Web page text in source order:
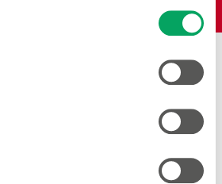
finden Sie
Woolworth –